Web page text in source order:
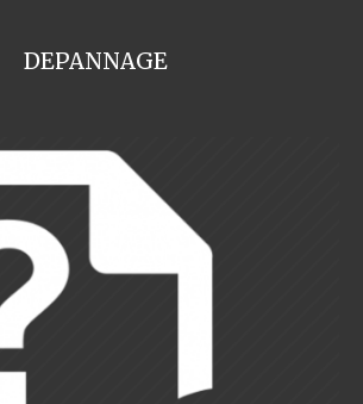
DEPANNAGE